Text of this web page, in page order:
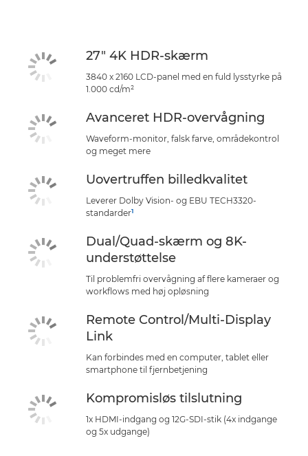
27" 4K HDR-skærm
3840 x 2160 LCD-panel med en fuld lysstyrke på
1.000 cd/m²
Avanceret HDR-overvågning
Waveform-monitor, falsk farve, områdekontrol
og meget mere
Uovertruffen billedkvalitet
Leverer Dolby Vision- og EBU TECH3320-
standarder1
Dual/Quad-skærm og 8K-
understøttelse
Til problemfri overvågning af flere kameraer og
workflows med høj opløsning
Remote Control/Multi-Display
Link
Kan forbindes med en computer, tablet eller
smartphone til fjernbetjening
Kompromisløs tilslutning
1x HDMI-indgang og 12G-SDI-stik (4x indgange
og 5x udgange)